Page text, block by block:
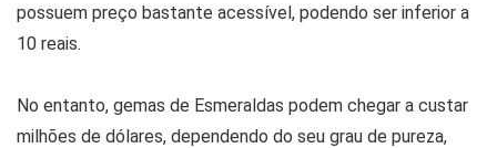
possuem preço bastante acessível, podendo ser inferior a
10 reais.
No entanto, gemas de Esmeraldas podem chegar a custar
milhões de dólares, dependendo do seu grau de pureza,